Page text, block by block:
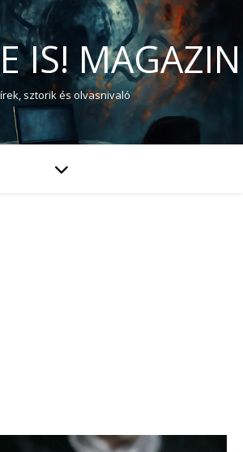
IS! MAGAZIN
sztorik és olvasnivaló